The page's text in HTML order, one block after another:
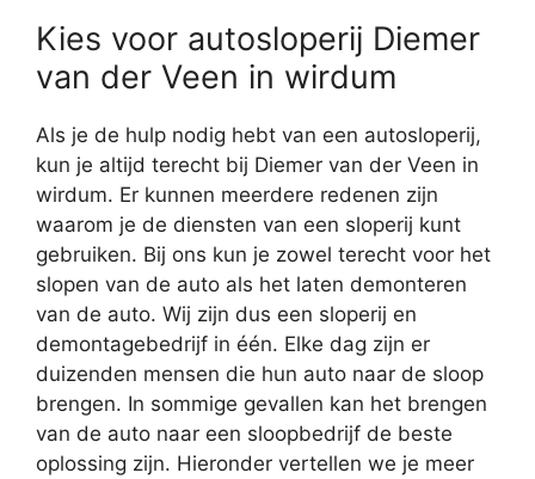
Kies voor autosloperij Diemer
van der Veen in wirdum
Als je de hulp nodig hebt van een autosloperij,
kun je altijd terecht bij Diemer van der Veen in
wirdum. Er kunnen meerdere redenen zijn
waarom je de diensten van een sloperij kunt
gebruiken. Bij ons kun je zowel terecht voor het
slopen van de auto als het laten demonteren
van de auto. Wij zijn dus een sloperij en
demontagebedrijf in één. Elke dag zijn er
duizenden mensen die hun auto naar de sloop
brengen. In sommige gevallen kan het brengen
van de auto naar een sloopbedrijf de beste
oplossing zijn. Hieronder vertellen we je meer